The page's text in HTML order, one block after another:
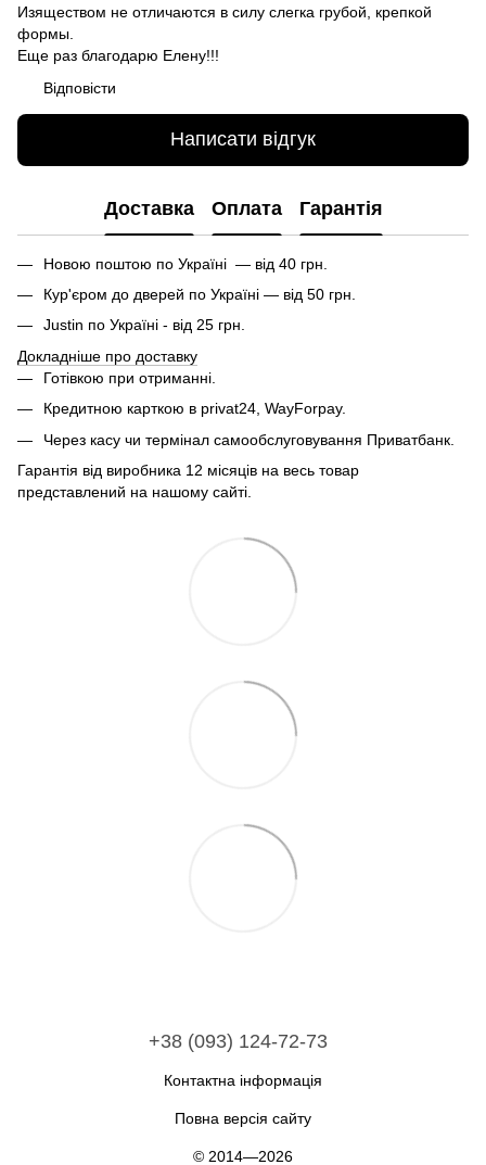
Изяществом не отличаются в силу слегка грубой, крепкой
формы.
Еще раз благодарю Елену!!!
Відповісти
Написати відгук
Доставка Оплата Гарантія
Новою поштою по Україні — від 40 грн.
Кур'єром до дверей по Україні — від 50 грн.
Justin по Україні - від 25 грн.
Докладніше про доставку
Готівкою при отриманні.
Кредитною карткою в privat24, WayForpay.
Через касу чи термінал самообслуговування Приватбанк.
Гарантія від виробника 12 місяців на весь товар
представлений на нашому сайті.
+38 (093) 124-72-73
Контактна інформація
Повна версія сайту
© 2014—2026